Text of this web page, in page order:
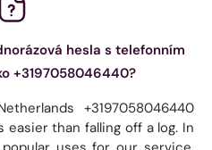
hesla s telefonním
+3197058046440?
+3197058046440
easier than falling off a log. In